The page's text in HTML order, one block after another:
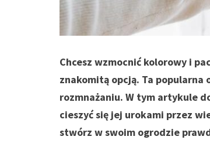
Chcesz wzmocnić kolorowy i
znakomitą opcją. Ta
rozmnażaniu. W tym artykule
cieszyć się jej urokami przez
stwórz w swoim ogrodzie